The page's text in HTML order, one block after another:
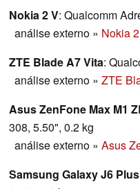
Nokia 2 V: Qualcomm
análise externo » Nokia
ZTE Blade A7 Vita:
análise externo » ZTE
Asus ZenFone Max M1
308, 5.50", 0.2 kg
análise externo » Asus
Samsung Galaxy J6